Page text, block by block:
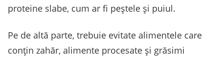
proteine slabe, cum ar fi peștele și puiul.
Pe de altă parte, trebuie evitate alimentele care
conțin zahăr, alimente procesate și grăsimi